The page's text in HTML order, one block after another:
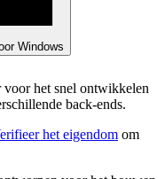
Windows
voor het snel ontwikkelen
back-ends.
het eigendom om